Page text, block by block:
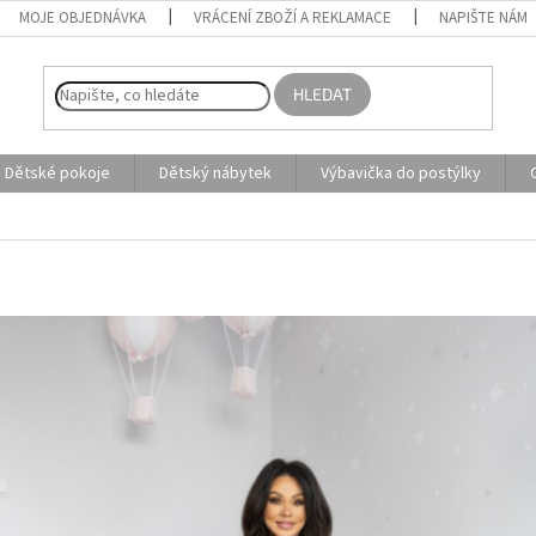
MOJE OBJEDNÁVKA VRÁCENÍ ZBOŽÍ A REKLAMACE NAPIŠTE NÁM
HLEDAT
Dětské pokoje Dětský nábytek Výbavička do postýlky